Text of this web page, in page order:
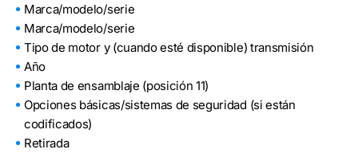
Marca/modelo/serie
Marca/modelo/serie
Tipo de motor y (cuando esté disponible) transmisión
Año
Planta de ensamblaje (posición 11)
Opciones básicas/sistemas de seguridad (si están
codificados)
Retirada